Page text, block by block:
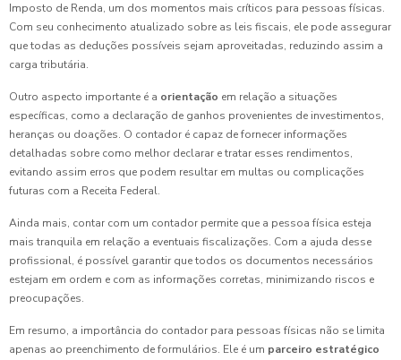
Imposto de Renda, um dos momentos mais críticos para pessoas físicas.
Com seu conhecimento atualizado sobre as leis fiscais, ele pode assegurar
que todas as deduções possíveis sejam aproveitadas, reduzindo assim a
carga tributária.
Outro aspecto importante é a orientação em relação a situações
específicas, como a declaração de ganhos provenientes de investimentos,
heranças ou doações. O contador é capaz de fornecer informações
detalhadas sobre como melhor declarar e tratar esses rendimentos,
evitando assim erros que podem resultar em multas ou complicações
futuras com a Receita Federal.
Ainda mais, contar com um contador permite que a pessoa física esteja
mais tranquila em relação a eventuais fiscalizações. Com a ajuda desse
profissional, é possível garantir que todos os documentos necessários
estejam em ordem e com as informações corretas, minimizando riscos e
preocupações.
Em resumo, a importância do contador para pessoas físicas não se limita
apenas ao preenchimento de formulários. Ele é um parceiro estratégico